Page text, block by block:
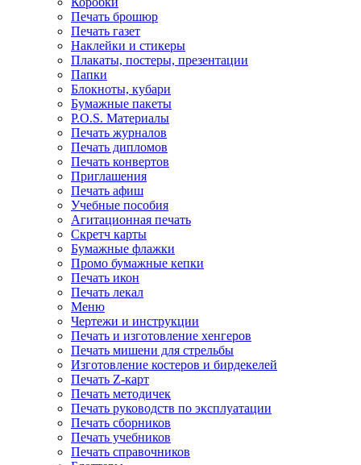
Печать брошюр
Печать газет
Наклейки и стикеры
Плакаты, постеры, презентации
Папки
Блокноты, кубари
Бумажные пакеты
P.O.S. Материалы
Печать журналов
Печать дипломов
Печать конвертов
Приглашения
Печать афиш
Учебные пособия
Агитационная печать
Скретч карты
Бумажные флажки
Промо бумажные кепки
Печать икон
Печать лекал
Меню
Чертежи и инструкции
Печать и изготовление хенгеров
Печать мишени для стрельбы
Изготовление костеров и бирдекелей
Печать Z-карт
Печать методичек
Печать руководств по эксплуатации
Печать сборников
Печать учебников
Печать справочников